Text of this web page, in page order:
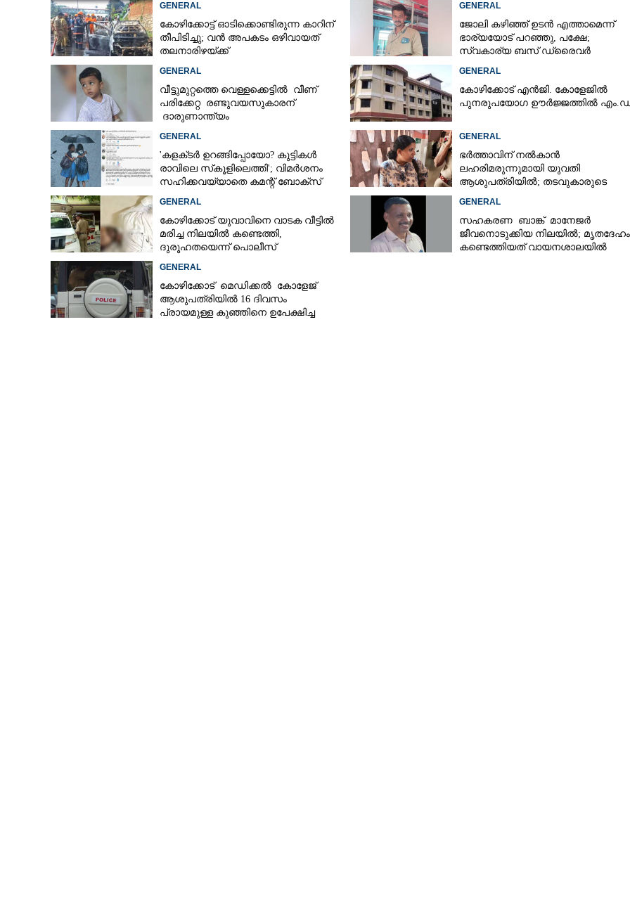
GENERAL
കോഴിക്കോട്ട് ഓടിക്കൊണ്ടിരുന്ന കാറിന്
തീപിടിച്ചു; വൻ അപകടം ഒഴിവായത്
തലനാരിഴയ്ക്ക്
GENERAL
ജോലി കഴിഞ്ഞ് ഉടൻ എത്താമെന്ന്
ഭാര്യയോട് പറഞ്ഞു, പക്ഷേ;
സ്വകാര്യ ബസ് ഡ്രൈവ‌ർ
GENERAL
വീട്ടുമുറ്റത്തെ വെള്ളക്കെട്ടിൽ വീണ്
പരിക്കേറ്റ രണ്ടുവയസുകാരന്
ദാരുണാന്ത്യം
GENERAL
കോഴിക്കോട് എൻജി. കോളേജിൽ
പുനരുപയോഗ ഊർജ്ജത്തിൽ
GENERAL
'കളക്‌ടർ ഉറങ്ങിപ്പോയോ? കുട്ടികൾ
രാവിലെ സ്‌കൂളിലെത്തി'; വിമർശനം
സഹിക്കവയ്യാതെ കമന്റ് ബോക്‌സ്
GENERAL
ഭർത്താവിന് നൽകാൻ
ലഹരിമരുന്നുമായി യുവതി
ആശുപത്രിയിൽ; തടവുകാരുടെ
GENERAL
കോഴിക്കോട് യുവാവിനെ വാടക വീട്ടിൽ
മരിച്ച നിലയിൽ കണ്ടെത്തി,
ദുരൂഹതയെന്ന് പൊലീസ്
GENERAL
സഹകരണ ബാങ്ക് മാനേജർ
ജീവനൊടുക്കിയ നിലയിൽ; മൃതദേഹം
കണ്ടെത്തിയത് വായനശാലയിൽ
GENERAL
കോഴിക്കോട് മെഡിക്കൽ കോളേജ്
ആശുപത്രിയിൽ 16 ദിവസം
പ്രായമുള്ള കുഞ്ഞിനെ ഉപേക്ഷിച്ച